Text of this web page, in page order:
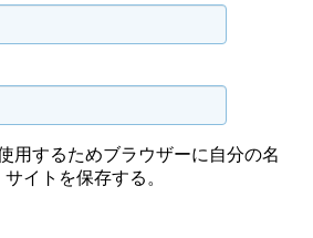
用するためブラウザーに自分の名
イトを保存する。